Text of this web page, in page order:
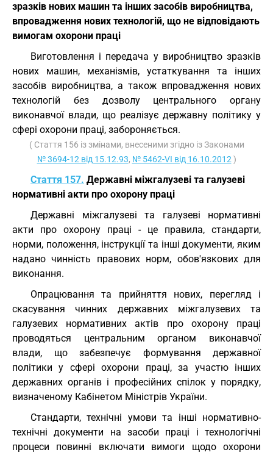
зразків нових машин та інших засобів виробництва,
впровадження нових технологій, що не відповідають
вимогам охорони праці
Виготовлення і передача у виробництво зразків
нових машин, механізмів, устаткування та інших
засобів виробництва, а також впровадження нових
технологій без дозволу центрального органу
виконавчої влади, що реалізує державну політику у
сфері охорони праці, забороняється.
( Стаття 156 із змінами, внесеними згідно із Законами
№ 3694-12 від 15.12.93, № 5462-VI від 16.10.2012 )
Стаття 157. Державні міжгалузеві та галузеві
нормативні акти про охорону праці
Державні міжгалузеві та галузеві нормативні
акти про охорону праці - це правила, стандарти,
норми, положення, інструкції та інші документи, яким
надано чинність правових норм, обов'язкових для
виконання.
Опрацювання та прийняття нових, перегляд і
скасування чинних державних міжгалузевих та
галузевих нормативних актів про охорону праці
проводяться центральним органом виконавчої
влади, що забезпечує формування державної
політики у сфері охорони праці, за участю інших
державних органів і професійних спілок у порядку,
визначеному Кабінетом Міністрів України.
Стандарти, технічні умови та інші нормативно-
технічні документи на засоби праці і технологічні
процеси повинні включати вимоги щодо охорони